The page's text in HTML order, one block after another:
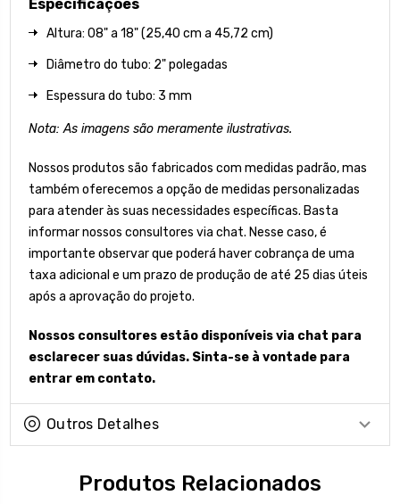
Especificações
Altura: 08" a 18" (25,40 cm a 45,72 cm)
Diâmetro do tubo: 2" polegadas
Espessura do tubo: 3 mm
Nota: As imagens são meramente ilustrativas.
Nossos produtos são fabricados com medidas padrão, mas
também oferecemos a opção de medidas personalizadas
para atender às suas necessidades específicas. Basta
informar nossos consultores via chat. Nesse caso, é
importante observar que poderá haver cobrança de uma
taxa adicional e um prazo de produção de até 25 dias úteis
após a aprovação do projeto.
Nossos consultores estão disponíveis via chat para
esclarecer suas dúvidas. Sinta-se à vontade para
entrar em contato.
Outros Detalhes
Produtos Relacionados